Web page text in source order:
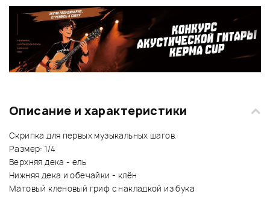
Описание и характеристики
Скрипка для первых музыкальных шагов.
Размер: 1/4
Верхняя дека - ель
Нижняя дека и обечайки - клён
Матовый кленовый гриф с накладкой из бука